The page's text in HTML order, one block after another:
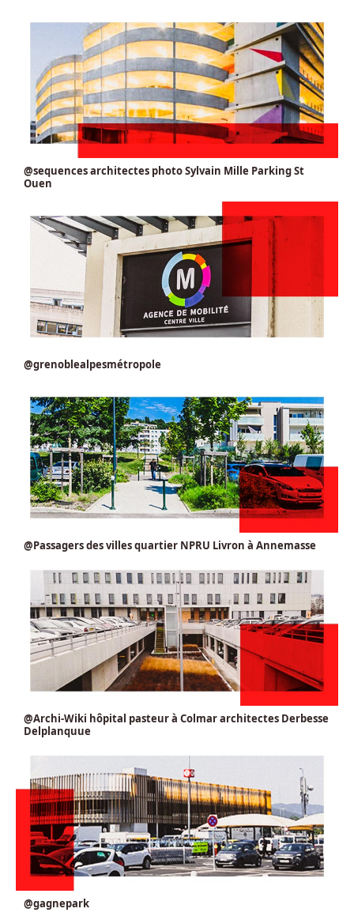
@sequences architectes photo Sylvain Mille Parking St
Ouen
@grenoblealpesmétropole
@Passagers des villes quartier NPRU Livron à Annemasse
@Archi-Wiki hôpital pasteur à Colmar architectes Derbesse
Delplanquue
@gagnepark